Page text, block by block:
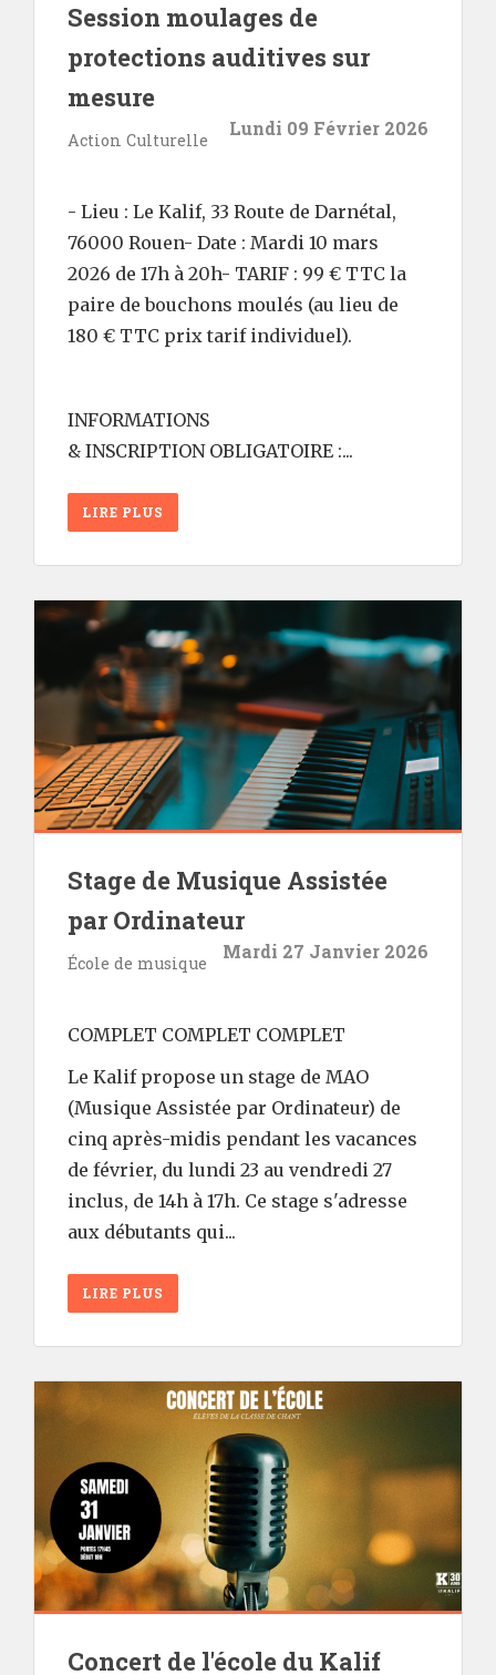
Session moulages de
protections auditives sur
mesure
Action Culturelle
Lundi 09 Février 2026
- Lieu : Le Kalif, 33 Route de Darnétal,
76000 Rouen- Date : Mardi 10 mars
2026 de 17h à 20h- TARIF : 99 € TTC la
paire de bouchons moulés (au lieu de
180 € TTC prix tarif individuel).
INFORMATIONS
& INSCRIPTION OBLIGATOIRE :...
LIRE PLUS
Stage de Musique Assistée
par Ordinateur
École de musique
Mardi 27 Janvier 2026
COMPLET COMPLET COMPLET
Le Kalif propose un stage de MAO
(Musique Assistée par Ordinateur) de
cinq après-midis pendant les vacances
de février, du lundi 23 au vendredi 27
inclus, de 14h à 17h. Ce stage s'adresse
aux débutants qui...
LIRE PLUS
Concert de l'école du Kalif